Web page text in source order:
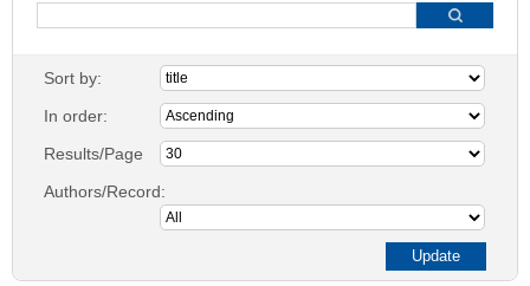
Sort by:
In order:
Results/Page
Authors/Record: